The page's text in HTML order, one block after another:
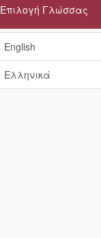
Επιλογή Γλώσσας
English
Ελληνικά